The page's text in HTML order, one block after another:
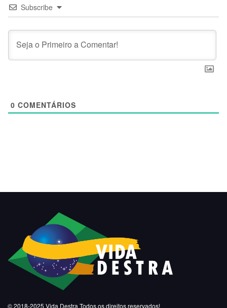
Subscribe
0 COMENTÁRIOS
© 2018-2025 Vida Destra Todos os direitos reservados!